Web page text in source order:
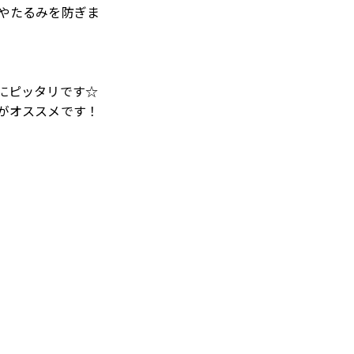
たるみを防ぎま
ピッタリです☆
オススメです！